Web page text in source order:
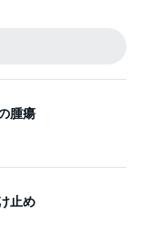
腫瘍
止め